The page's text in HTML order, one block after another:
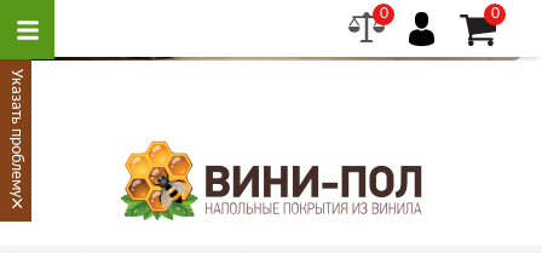
0 0
Указать проблему
×